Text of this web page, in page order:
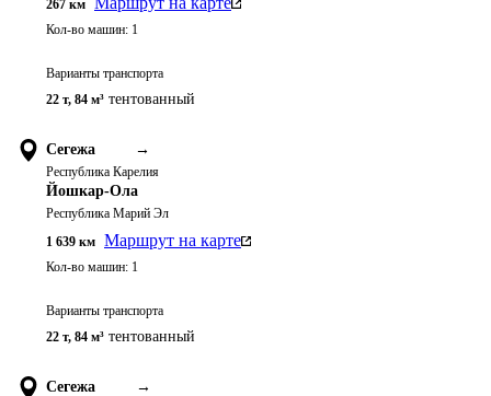
267 км
Кол-во машин: 1
Варианты транспорта
22 т, 84 м³ тентованный
Сегежа →
Республика Карелия
Йошкар-Ола
Республика Марий Эл
1 639 км Маршрут на карте
Кол-во машин: 1
Варианты транспорта
22 т, 84 м³ тентованный
Сегежа →